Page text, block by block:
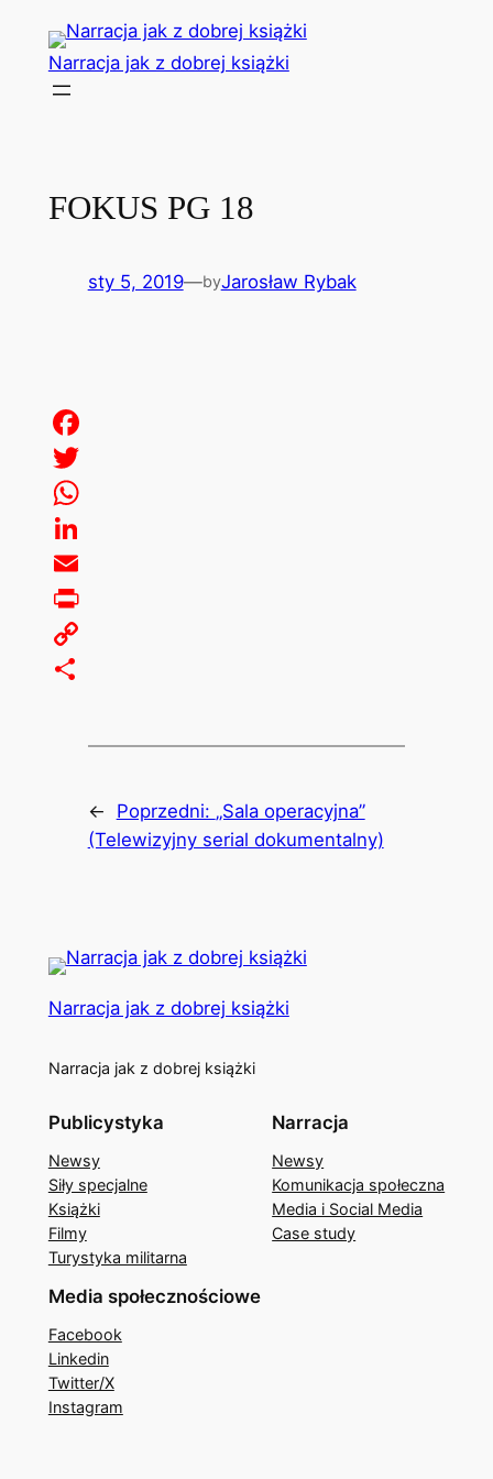
Przejdź
treści
Narracja jak z dobrej książki
FOKUS PG 18
sty 5, 2019—byJarosław Rybak
Facebook
Twitter
WhatsApp
LinkedIn
Email
Print
Copy
← Poprzedni: „Sala operacyjna”
(Telewizyjny serial dokumentalny)
Narracja jak z dobrej książki
Narracja jak z dobrej książki
Publicystyka
Newsy
Siły specjalne
Książki
Filmy
Turystyka militarna
Narracja
Newsy
Komunikacja społeczna
Media i Social Media
Case study
Media społecznościowe
Facebook
Linkedin
Twitter/X
Instagram